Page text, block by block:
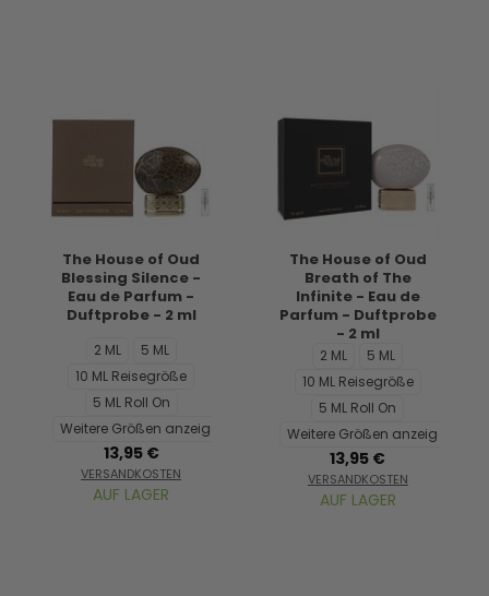
The House of Oud
Blessing Silence -
Eau de Parfum -
Duftprobe - 2 ml
2 ML
5 ML
10 ML Reisegröße
5 ML Roll On
Weitere Größen anzeigen...
13,95 €
VERSANDKOSTEN
AUF LAGER
The House of Oud
Breath of The
Infinite - Eau de
Parfum - Duftprobe
- 2 ml
2 ML
5 ML
10 ML Reisegröße
5 ML Roll On
Weitere Größen anzeigen...
13,95 €
VERSANDKOSTEN
AUF LAGER